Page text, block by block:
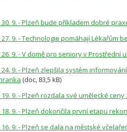
30. 9. - Plzeň bude příkladem dobré
27. 9. - Technologie pomáhají Lékařům
26. 9. - V domě pro seniory v Prostřední
24. 9. - Plzeň zlepšila systém
(doc, 83,5 kB)
9. - Plzeň rozdala své umělecké ceny
18. 9. - Plzeň dokončila první etapu
16. 9. - Plzeň se dala na městské